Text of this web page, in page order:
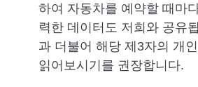
하여 자동차를 예약할 때마
력한 데이터도 저희와 공유
과 더불어 해당 제3자의 개
읽어보시기를 권장합니다.